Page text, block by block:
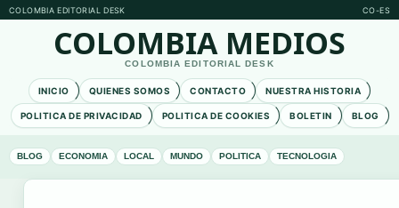
COLOMBIA EDITORIAL DESK CO-ES
COLOMBIA MEDIOS
COLOMBIA EDITORIAL DESK
INICIO QUIENES SOMOS CONTACTO NUESTRA HISTORIA
POLITICA DE PRIVACIDAD POLITICA DE COOKIES BOLETIN BLOG
BLOG ECONOMIA LOCAL MUNDO POLITICA TECNOLOGIA